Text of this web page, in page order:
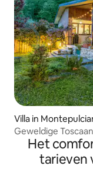
Villa in
Geweldige
Het
tarieven